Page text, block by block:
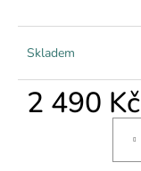
Skladem
2 490 Kč